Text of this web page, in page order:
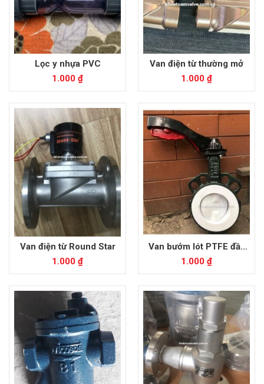
Lọc y nhựa PVC
1.000 ₫
Van điện từ thường mở
1.000 ₫
Van điện từ Round Star
1.000 ₫
Van bướm lót PTFE đầy
mặt bích
1.000 ₫